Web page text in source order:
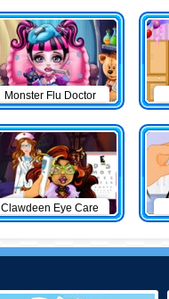
Monster Flu Doctor
Clawdeen Eye Care